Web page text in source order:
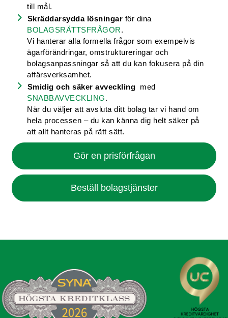
till mål.
Skräddarsydda lösningar för dina
BOLAGSRÄTTSFRÅGOR.
Vi hanterar alla formella frågor som exempelvis
ägarförändringar, omstruktureringar och
bolagsanpassningar så att du kan fokusera på din
affärsverksamhet.
Smidig och säker avveckling med
SNABBAVVECKLING.
När du väljer att avsluta ditt bolag tar vi hand om
hela processen – du kan känna dig helt säker på
att allt hanteras på rätt sätt.
Gör en prisförfrågan
Beställ bolagstjänster